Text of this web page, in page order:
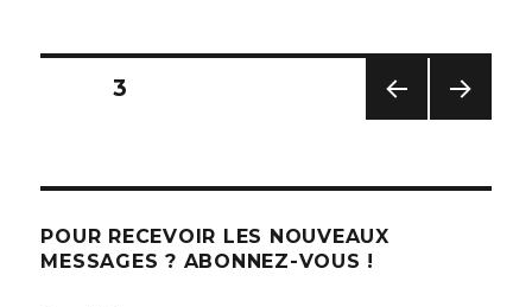
Navigation
articles
ÉDE
NTE
PAGE3
ANT
POUR RECEVOIR LES NOUVEAUX
MESSAGES ? ABONNEZ-VOUS !